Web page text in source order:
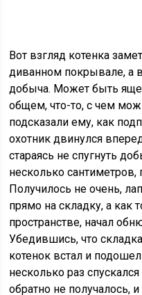
Вот взгляд котенка
диванном покрывале, а
добыча. Может быть
общем, что-то, с чем
подсказали ему, как
охотник двинулся
стараясь не спугнуть
несколько
Получилось не очень,
прямо на складку, а как
пространстве, начал
Убедившись, что
котенок встал и
несколько раз
обратно не получалось,